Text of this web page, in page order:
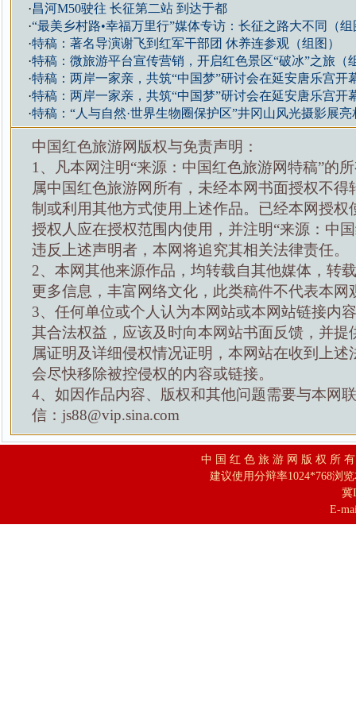
·昌河M50驶往 长征第二站 到达于都
·“最美乡村路•幸福万里行”媒体专访：长征之路大不同（组
·特稿：著名导演谢飞到红军干部团 休养连参观（组图）
·特稿：微旅游平台宣传营销，开启红色景区“破冰”之旅（
·特稿：两岸一家亲，共筑“中国梦”研讨会在延安唐乐宫开
·特稿：两岸一家亲，共筑“中国梦”研讨会在延安唐乐宫开
·特稿：“人与自然·世界生物圈保护区”井冈山风光摄影展
中国红色旅游网版权与免责声明：
1、凡本网注明“来源：中国红色旅游网特稿”的
属中国红色旅游网所有，未经本网书面授权不得
制或利用其他方式使用上述作品。已经本网授权
授权人应在授权范围内使用，并注明“来源：中
违反上述声明者，本网将追究其相关法律责任。
2、本网其他来源作品，均转载自其他媒体，转
更多信息，丰富网络文化，此类稿件不代表本网
3、任何单位或个人认为本网站或本网站链接内
其合法权益，应该及时向本网站书面反馈，并提
属证明及详细侵权情况证明，本网站在收到上述
会尽快移除被控侵权的内容或链接。
4、如因作品内容、版权和其他问题需要与本网
信：js88@vip.sina.com
中 国 红 色 旅 游 网 版 权 所
建议使用分辩率1024*768浏
冀
E-